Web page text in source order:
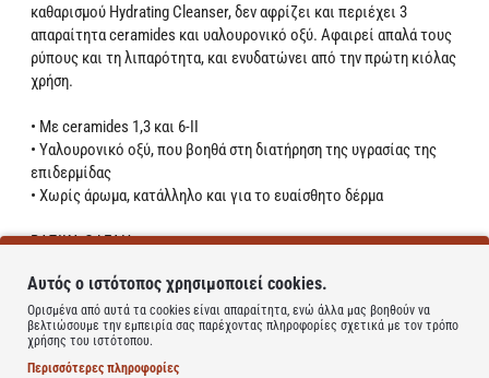
καθαρισμού Hydrating Cleanser, δεν αφρίζει και περιέχει 3
απαραίτητα ceramides και υαλουρονικό οξύ. Αφαιρεί απαλά τους
ρύπους και τη λιπαρότητα, και ενυδατώνει από την πρώτη κιόλας
χρήση.
• Με ceramides 1,3 και 6-ΙΙ
• Υαλουρονικό οξύ, που βοηθά στη διατήρηση της υγρασίας της
επιδερμίδας
• Χωρίς άρωμα, κατάλληλο και για το ευαίσθητο δέρμα
ΒΑΣΙΚΑ ΟΦΕΛΗ
Όλα τα προϊόντα CeraVe περιέχουν τα 3 απαραίτητα Ceramides
για τη σωστή λειτουργία και αποκατάσταση του επιδερμιδικού
φραγμού
Αυτός ο ιστότοπος χρησιμοποιεί cookies.
Ορισμένα από αυτά τα cookies είναι απαραίτητα, ενώ άλλα μας βοηθούν να
βελτιώσουμε την εμπειρία σας παρέχοντας πληροφορίες σχετικά με τον τρόπο
χρήσης του ιστότοπου.
Περισσότερες πληροφορίες